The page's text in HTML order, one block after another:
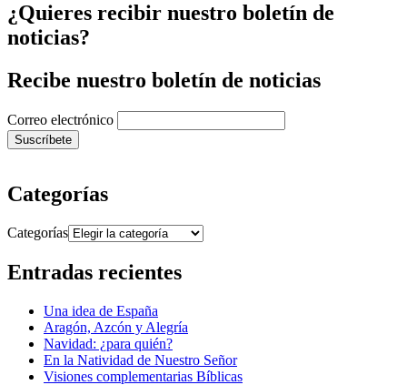
¿Quieres recibir nuestro boletín de
noticias?
Recibe nuestro boletín de noticias
Correo electrónico
Categorías
Categorías
Entradas recientes
Una idea de España
Aragón, Azcón y Alegría
Navidad: ¿para quién?
En la Natividad de Nuestro Señor
Visiones complementarias Bíblicas